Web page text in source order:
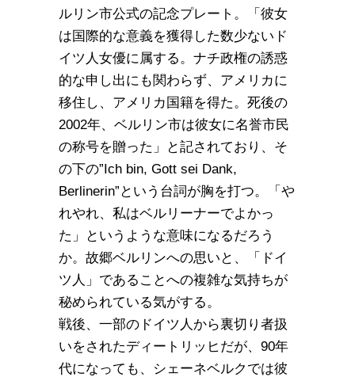
ルリン市公式の記念プレート。「彼女
は国際的な意義を獲得した数少ないド
イツ人女優に属する。ナチ政権の誘惑
的な申し出にも関わらず、アメリカに
移住し、アメリカ国籍を得た。死後の
2002年、ベルリン市は彼女に名誉市民
の称号を贈った」と記されており、そ
の下の”Ich bin, Gott sei Dank,
Berlinerin”という台詞が胸を打つ。「や
れやれ、私はベルリーナーでよかっ
た」というような意味になるだろう
か。故郷ベルリンへの思いと、「ドイ
ツ人」であることへの複雑な気持ちが
秘められている気がする。
戦後、一部のドイツ人から裏切り者扱
いをされたディートリッヒだが、90年
代になっても、シェーネベルクでは彼